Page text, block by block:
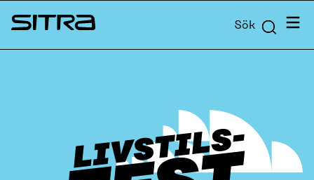
Skip to
content
Sitra Sök Meny